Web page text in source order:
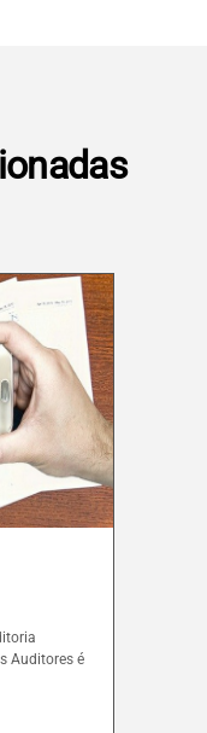
Rio Grande do Norte (RN)
(SC)
Auditores é